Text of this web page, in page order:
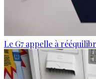
Le G7 appelle à